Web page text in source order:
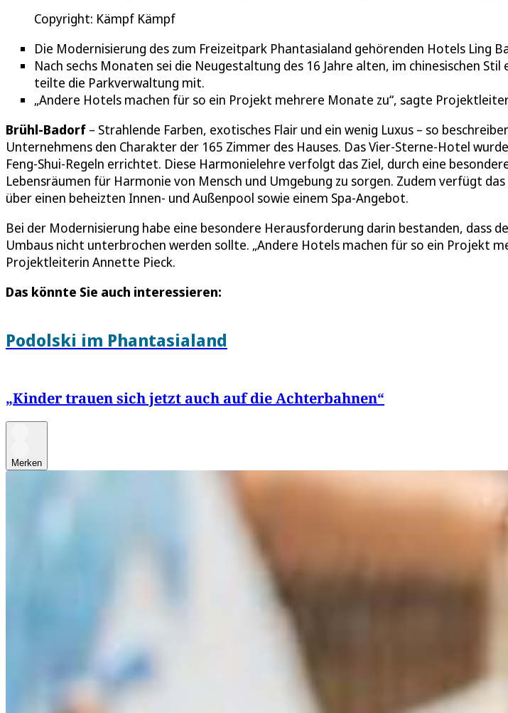
Copyright: Kämpf Kämpf
Die Modernisierung des zum Freizeitpark Phantasialand gehörenden Hotels Ling
Nach sechs Monaten sei die Neugestaltung des 16 Jahre alten, im chinesischen
teilte die Parkverwaltung mit.
„Andere Hotels machen für so ein Projekt mehrere Monate zu“, sagte
Brühl-Badorf – Strahlende Farben, exotisches Flair und ein wenig Luxus – so
Unternehmens den Charakter der 165 Zimmer des Hauses. Das Vier-Sterne-Hotel
Feng-Shui-Regeln errichtet. Diese Harmonielehre verfolgt das Ziel, durch eine
Lebensräumen für Harmonie von Mensch und Umgebung zu sorgen. Zudem verfügt
über einen beheizten Innen- und Außenpool sowie einem Spa-Angebot.
Bei der Modernisierung habe eine besondere Herausforderung darin bestanden, dass
Umbaus nicht unterbrochen werden sollte. „Andere Hotels machen für so ein Projekt
Projektleiterin Annette Pieck.
Das könnte Sie auch interessieren:
Podolski im Phantasialand
„Kinder trauen sich jetzt auch auf die Achterbahnen“
Merken